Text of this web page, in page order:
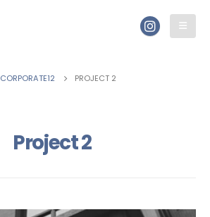
CORPORATE12 PROJECT 2
Project 2